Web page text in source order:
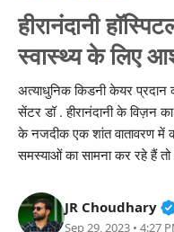
देश
जालोर
खेल
शिक्षा
हीरानंदानी
स्वास्थ्य के लिए
अत्याधुनिक किडनी केयर प्रदान
सेंटर डॉ . हीरानंदानी के विज़न
के नजदीक एक शांत वातावरण में
समस्याओं का सामना कर रहे हैं
JR Choudhary
Sep 29, 2023 • 4:27